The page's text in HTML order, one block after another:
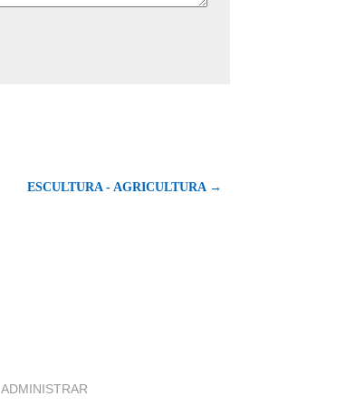
ESCULTURA - AGRICULTURA →
ADMINISTRAR